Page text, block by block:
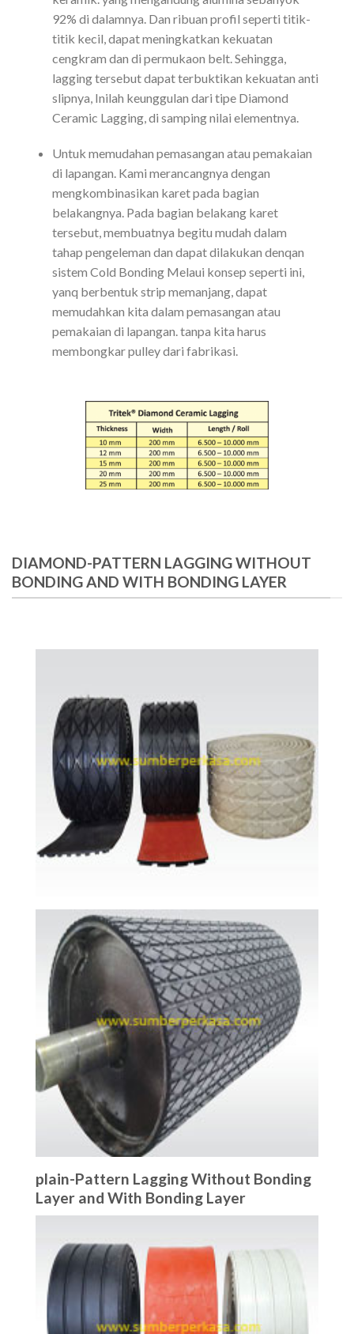
92% di dalamnya. Dan ribuan profil seperti titik-
titik kecil, dapat meningkatkan kekuatan
cengkram dan di permukaon belt. Sehingga,
lagging tersebut dapat terbuktikan kekuatan anti
slipnya, Inilah keunggulan dari tipe Diamond
Ceramic Lagging, di samping nilai elementnya.
Untuk memudahan pemasangan atau pemakaian
di lapangan. Kami merancangnya dengan
mengkombinasikan karet pada bagian
belakangnya. Pada bagian belakang karet
tersebut, membuatnya begitu mudah dalam
tahap pengeleman dan dapat dilakukan denqan
sistem Cold Bonding Melaui konsep seperti ini,
yanq berbentuk strip memanjang, dapat
memudahkan kita dalam pemasangan atau
pemakaian di lapangan. tanpa kita harus
membongkar pulley dari fabrikasi.
DIAMOND-PATTERN LAGGING WITHOUT
BONDING AND WITH BONDING LAYER
plain-Pattern Lagging Without Bonding
Layer and With Bonding Layer